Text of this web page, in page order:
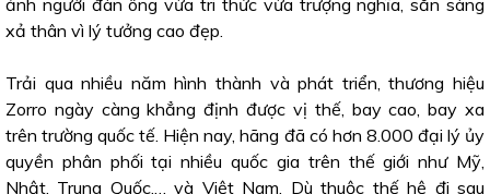
ảnh người đàn ông vừa tri thức vừa trượng nghĩa, sẵn sàng
xả thân vì lý tưởng cao đẹp.
Trải qua nhiều năm hình thành và phát triển, thương hiệu
Zorro ngày càng khẳng định được vị thế, bay cao, bay xa
trên trường quốc tế. Hiện nay, hãng đã có hơn 8.000 đại lý ủy
quyền phân phối tại nhiều quốc gia trên thế giới như Mỹ,
Nhật, Trung Quốc,… và Việt Nam. Dù thuộc thế hệ đi sau